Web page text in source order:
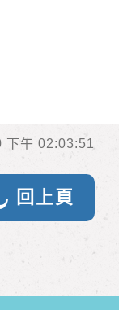
下午 02:03:51
回上頁